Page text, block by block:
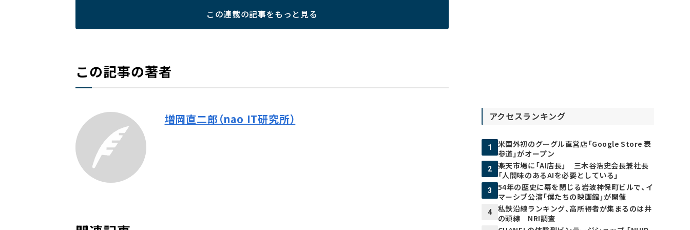
この連載の記事をもっと見る
この記事の著者
増岡直二郎（nao IT研究所） アクセスランキング
1
米国外初のグーグル直営店「Google Store 表
参道」がオープン
2
楽天市場に「AI店長」 三木谷浩史会長兼社長
「人間味のあるAIを必要としている」
3
54年の歴史に幕を閉じる岩波神保町ビルで、イ
マーシブ公演「僕たちの映画館」が開催
4
私鉄沿線ランキング、高所得者が集まるのは井
の頭線 NRI調査